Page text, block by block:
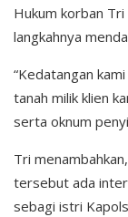
Hukum korban
langkahnya
“Kedatangan
tanah milik klien
serta oknum
Tri
tersebut ada
sebagi istri